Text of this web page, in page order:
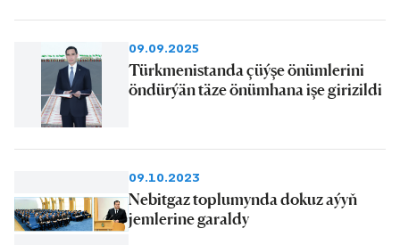
09.09.2025
Türkmenistanda çüýşe önümlerini
öndürýän täze önümhana işe girizildi
09.10.2023
Nebitgaz toplumynda dokuz aýyň
jemlerine garaldy